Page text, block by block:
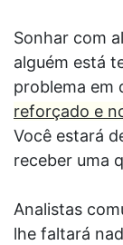
Sonhar com
alguém está
problema em
reforçado e
Você estará
receber uma
Analistas
lhe faltará